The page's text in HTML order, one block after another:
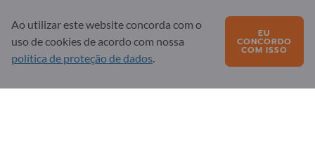
Exportpages International Network
Exportpages International GmbH
Ao utilizar este website concorda com o
uso de cookies de acordo com nossa
política de proteção de dados.
EU
CONCORDO
COM ISSO